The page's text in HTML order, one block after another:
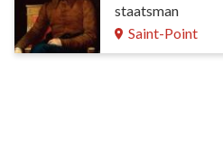
staatsman
Saint-Point